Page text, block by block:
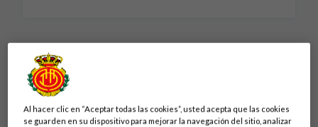
Al hacer clic en “Aceptar todas las cookies”, usted acepta que las cookies
se guarden en su dispositivo para mejorar la navegación del sitio, analizar